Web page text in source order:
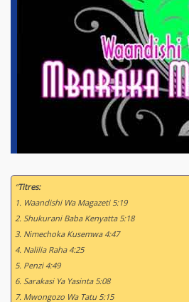
“Titres:
1. Waandishi Wa Magazeti 5:19
2. Shukurani Baba Kenyatta 5:18
3. Nimechoka Kusemwa 4:47
4. Nalilia Raha 4:25
5. Penzi 4:49
6. Sarakasi Ya Yasinta 5:08
7. Mwongozo Wa Tatu 5:15